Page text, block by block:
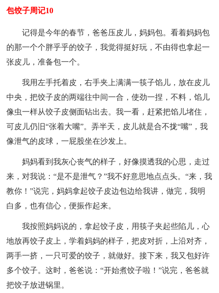
包饺子周记10
记得是今年的春节，爸爸压皮儿，妈妈包。看着妈妈包
的那一个个胖乎乎的饺子，我觉得挺好玩，不由得也拿起一
张皮儿，准备包一个。
我用左手托着皮，右手夹上满满一筷子馅儿，放在皮儿
中央，把饺子皮的两端往中间一合，使劲一捏，不料，馅儿
像虫一样从饺子皮侧面钻出去。我一看，赶紧把馅儿堵住，
可皮儿仍旧“张着大嘴”。弄半天，皮儿就是合不拢“嘴”，我
像泄气的皮球，一屁股坐在沙发上。
妈妈看到我灰心丧气的样子，好像摸透我的心思，走过
来，对我说：“是不是泄气？”我不好意思地点点头。“来，我
教你！”说完，妈妈拿起饺子皮边包边给我讲，做完，我明
白多，也有信心，便振作起来。
我按照妈妈说的，拿起饺子皮，用筷子夹起些陷儿，心
地放再饺子皮上，学着妈妈的样子，把皮对折，上沿对齐，
两手一挤，一只可爱的饺子，就做好。接下来，我又包好许
多个饺子。这时，爸爸说：“开始煮饺子啦！”说完，爸爸就
把饺子放进锅里。